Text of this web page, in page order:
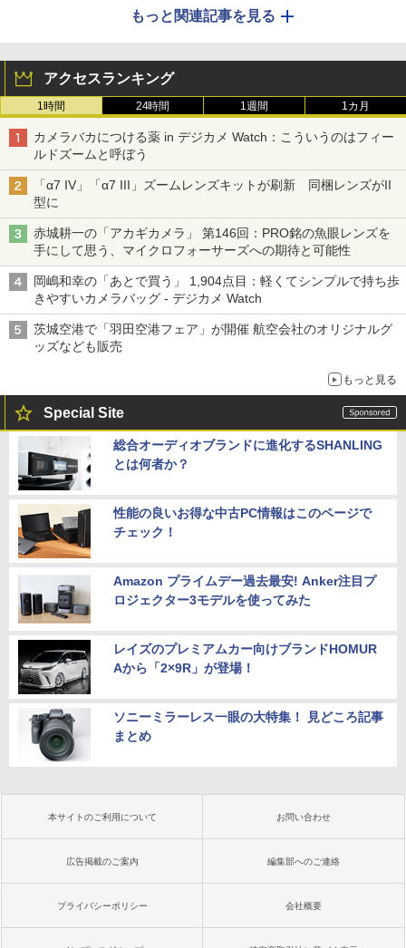
もっと関連記事を見る
アクセスランキング
1時間 24時間 1週間 1カ月
カメラバカにつける薬 in デジカメ Watch：こういうのはフィー
ルドズームと呼ぼう
「α7 IV」「α7 III」ズームレンズキットが刷新 同梱レンズがII
型に
赤城耕一の「アカギカメラ」 第146回：PRO銘の魚眼レンズを
手にして思う、マイクロフォーサーズへの期待と可能性
岡嶋和幸の「あとで買う」 1,904点目：軽くてシンプルで持ち歩
きやすいカメラバッグ - デジカメ Watch
茨城空港で「羽田空港フェア」が開催 航空会社のオリジナルグ
ッズなども販売
もっと見る
Special Site
総合オーディオブランドに進化するSHANLING
とは何者か？
性能の良いお得な中古PC情報はこのページで
チェック！
Amazon プライムデー過去最安! Anker注目プ
ロジェクター3モデルを使ってみた
レイズのプレミアムカー向けブランドHOMUR
Aから「2×9R」が登場！
ソニーミラーレス一眼の大特集！ 見どころ記事
まとめ
本サイトのご利用について お問い合わせ
広告掲載のご案内 編集部へのご連絡
プライバシーポリシー 会社概要